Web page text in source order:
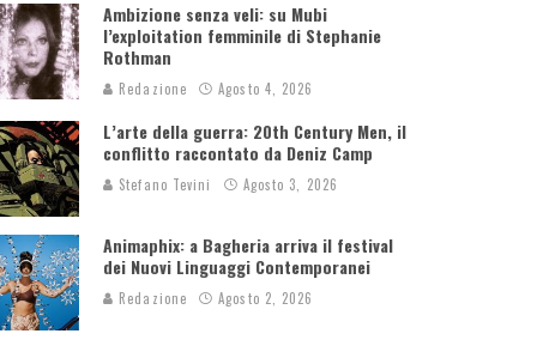
Ambizione senza veli: su Mubi
l’exploitation femminile di Stephanie
Rothman
Redazione Agosto 4, 2026
L’arte della guerra: 20th Century Men, il
conflitto raccontato da Deniz Camp
Stefano Tevini Agosto 3, 2026
Animaphix: a Bagheria arriva il festival
dei Nuovi Linguaggi Contemporanei
Redazione Agosto 2, 2026